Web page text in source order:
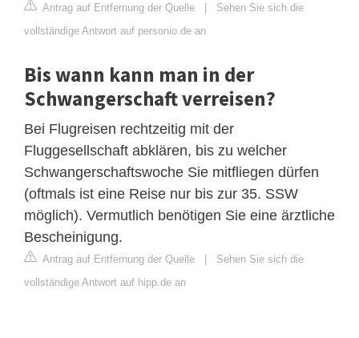
Antrag auf Entfernung der Quelle | Sehen Sie sich die
vollständige Antwort auf personio.de an
Bis wann kann man in der
Schwangerschaft verreisen?
Bei Flugreisen rechtzeitig mit der
Fluggesellschaft abklären, bis zu welcher
Schwangerschaftswoche Sie mitfliegen dürfen
(oftmals ist eine Reise nur bis zur 35. SSW
möglich). Vermutlich benötigen Sie eine ärztliche
Bescheinigung.
Antrag auf Entfernung der Quelle | Sehen Sie sich die
vollständige Antwort auf hipp.de an